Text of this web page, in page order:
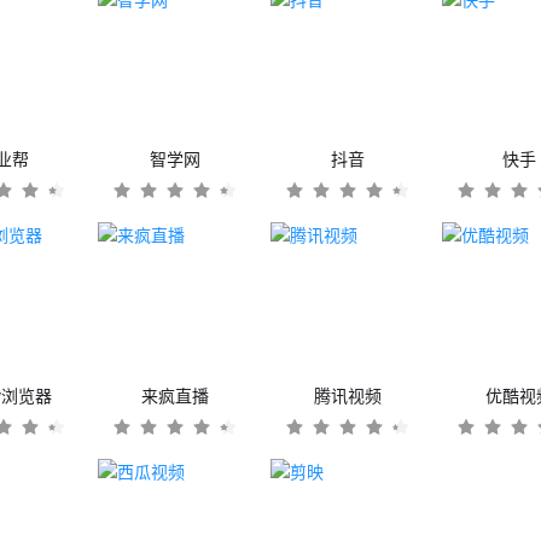
帮 智学网 抖音 快手
览器 来疯直播 腾讯视频 优酷视